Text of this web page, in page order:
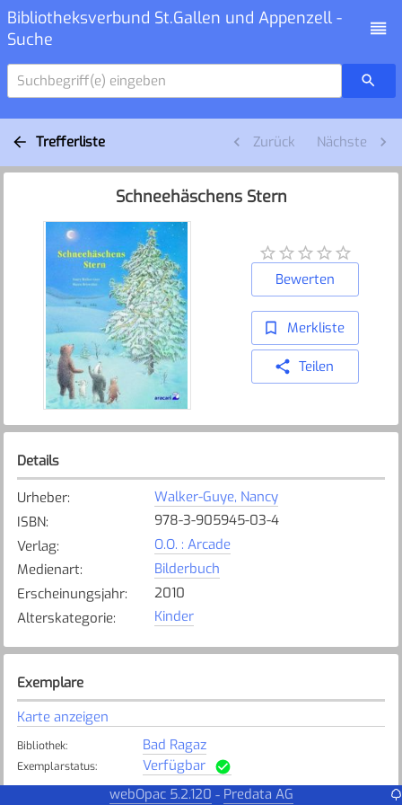
Bibliotheksverbund St.Gallen und Appenzell -
Suche
Suchbegriff(e) eingeben
Trefferliste Zurück Nächste
Schneehäschens Stern
Bewerten
Merkliste
Teilen
Details
Urheber:
Walker-Guye, Nancy
ISBN:
978-3-905945-03-4
Verlag:
O.O. : Arcade
Medienart:
Bilderbuch
Erscheinungsjahr:
2010
Alterskategorie: Kinder
Exemplare
Karte anzeigen
Bibliothek: Bad Ragaz
Exemplarstatus: Verfügbar
webOpac 5.2.120 - Predata AG